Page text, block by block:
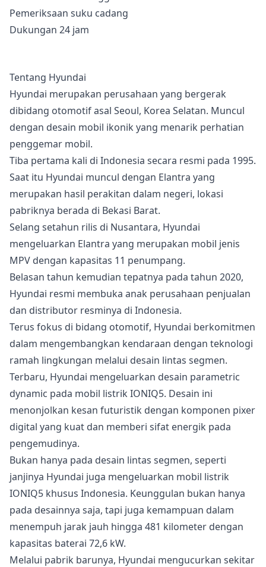
Pemeriksaan suku cadang
Dukungan 24 jam
Tentang Hyundai
Hyundai merupakan perusahaan yang bergerak
dibidang otomotif asal Seoul, Korea Selatan. Muncul
dengan desain mobil ikonik yang menarik perhatian
penggemar mobil.
Tiba pertama kali di Indonesia secara resmi pada 1995.
Saat itu Hyundai muncul dengan Elantra yang
merupakan hasil perakitan dalam negeri, lokasi
pabriknya berada di Bekasi Barat.
Selang setahun rilis di Nusantara, Hyundai
mengeluarkan Elantra yang merupakan mobil jenis
MPV dengan kapasitas 11 penumpang.
Belasan tahun kemudian tepatnya pada tahun 2020,
Hyundai resmi membuka anak perusahaan penjualan
dan distributor resminya di Indonesia.
Terus fokus di bidang otomotif, Hyundai berkomitmen
dalam mengembangkan kendaraan dengan teknologi
ramah lingkungan melalui desain lintas segmen.
Terbaru, Hyundai mengeluarkan desain parametric
dynamic pada mobil listrik IONIQ5. Desain ini
menonjolkan kesan futuristik dengan komponen pixer
digital yang kuat dan memberi sifat energik pada
pengemudinya.
Bukan hanya pada desain lintas segmen, seperti
janjinya Hyundai juga mengeluarkan mobil listrik
IONIQ5 khusus Indonesia. Keunggulan bukan hanya
pada desainnya saja, tapi juga kemampuan dalam
menempuh jarak jauh hingga 481 kilometer dengan
kapasitas baterai 72,6 kW.
Melalui pabrik barunya, Hyundai mengucurkan sekitar